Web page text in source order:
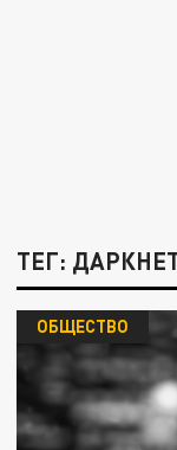
ТЕГ:
ОБЩЕСТВО